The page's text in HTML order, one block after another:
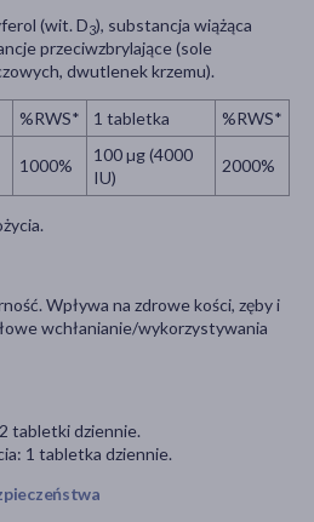
(wit. D3), substancja wiążąca
przeciwzbrylające (sole
dwutlenek krzemu).
%RWS* 1 tabletka
%RWS*
1000%
100 µg (4000
IU)
2000%
Wpływa na zdrowe kości, zęby i
wchłanianie/wykorzystywania
tabletki dziennie.
1 tabletka dziennie.